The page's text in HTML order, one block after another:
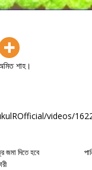
শাহ।
videos/
জমা দিতে হবে